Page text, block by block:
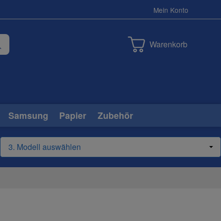
Mein Konto
Warenkorb
Samsung Papier Zubehör